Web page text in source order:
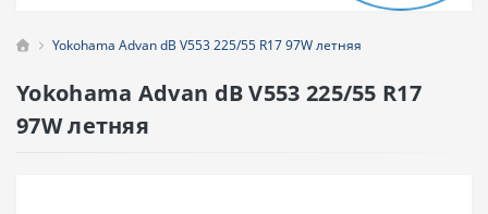
Yokohama Advan dB V553 225/55 R17 97W летняя
Yokohama Advan dB V553 225/55 R17
97W летняя